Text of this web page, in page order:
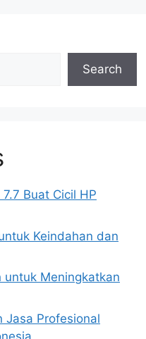
Search
Buat Cicil HP
Keindahan dan
untuk Meningkatkan
Jasa Profesional